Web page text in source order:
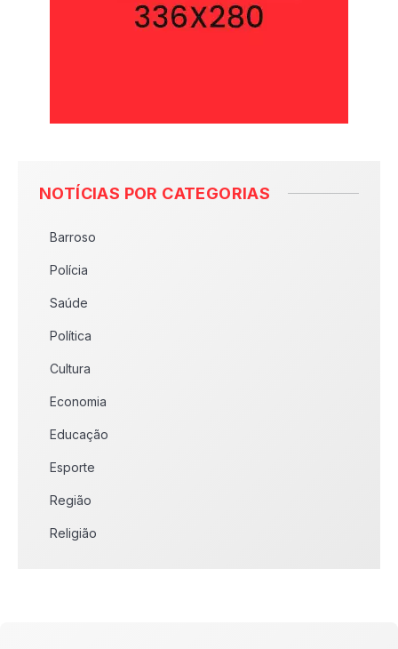
NOTÍCIAS POR CATEGORIAS
Barroso
Polícia
Saúde
Política
Cultura
Economia
Educação
Esporte
Região
Religião